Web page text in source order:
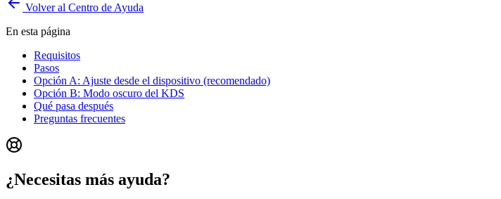
Volver al Centro de Ayuda
En esta página
Requisitos
Pasos
Opción A: Ajuste desde el dispositivo (recomendado)
Opción B: Modo oscuro del KDS
Qué pasa después
Preguntas frecuentes
¿Necesitas más ayuda?